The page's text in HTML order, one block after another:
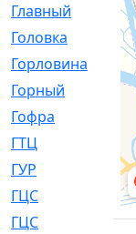
Главный
Головка
Горловина
Горный
Гофра
ГТЦ
ГУР
ГЦC
ГЦС